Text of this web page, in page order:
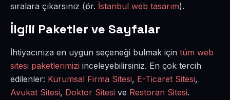
sıralara çıkarsınız (ör. İstanbul web tasarım).
İlgili Paketler ve Sayfalar
İhtiyacınıza en uygun seçeneği bulmak için tüm web
sitesi paketlerimizi inceleyebilirsiniz. En çok tercih
edilenler: Kurumsal Firma Sitesi, E-Ticaret Sitesi,
Avukat Sitesi, Doktor Sitesi ve Restoran Sitesi.